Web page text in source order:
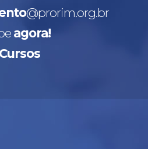
@prorim.org.br
agora!
Cursos